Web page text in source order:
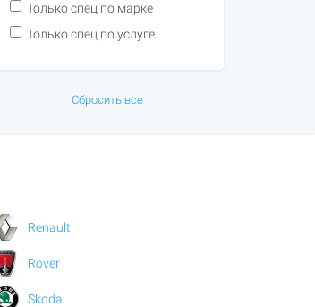
Только спец по марке
Только спец по услуге
Сбросить все
Renault
Rover
Skoda